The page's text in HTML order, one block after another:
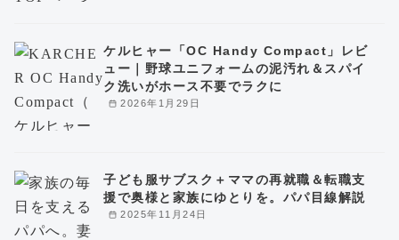
2026年1月29日
ケルヒャー「OC Handy Compact」レビ
ュー｜野球ユニフォームの泥汚れ＆スパイ
ク洗いがホース不要でラクに
2025年11月24日
子ども服サブスク＋ママの再就職＆転職支
援で奥様と家族にゆとりを。パパ目線解説